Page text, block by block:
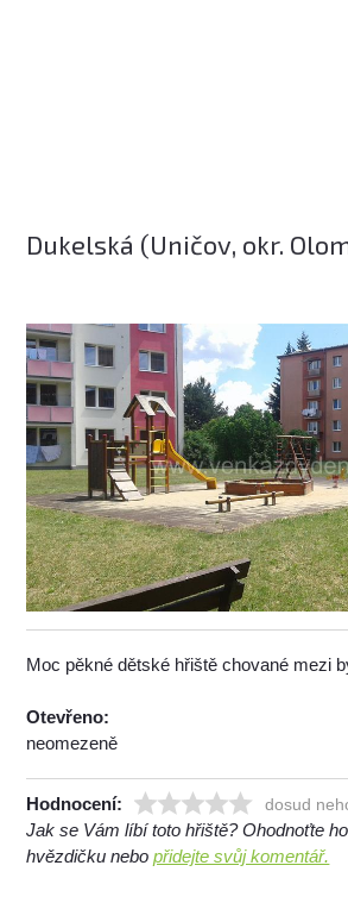
Dukelská (Uničov, okr.
Moc pěkné dětské hřiště chované mezi
Otevřeno:
neomezeně
Hodnocení: dosud
Jak se Vám líbí toto hřiště? Ohodnoťte
hvězdičku nebopřidejte svůj komentář.